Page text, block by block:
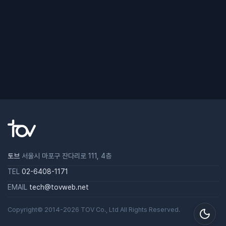
토브 서울시 마포구 잔다리로 111, 4층
TEL 02-6408-1171
EMAIL tech@tovweb.net
Copyright© 2014-2026 TOV Co., Ltd All Rights Reserved.